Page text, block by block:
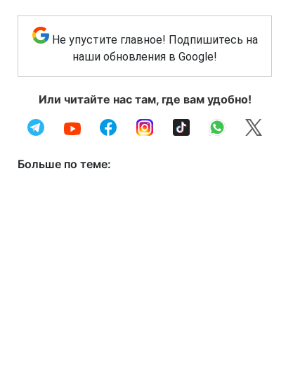
Не упустите главное! Подпишитесь на
наши обновления в Google!
Или читайте нас там, где вам удобно!
Больше по теме: